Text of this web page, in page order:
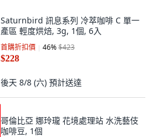
Saturnbird 訊息系列 冷萃咖啡 C 單一
產區 輕度烘焙, 3g, 1個, 6入
首購折扣價 46%$423
$228
後天 8/8 (六) 預計送達
哥倫比亞 娜玲瓏 花境處理站 水洗藝伎
咖啡豆, 1個